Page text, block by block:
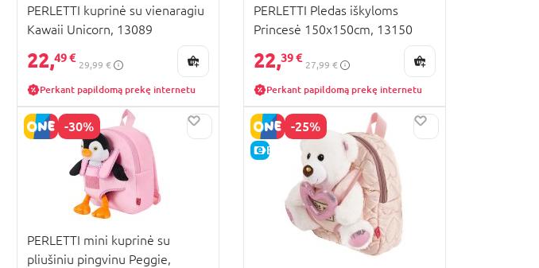
PERLETTI kuprinė su vienaragiu
Kawaii Unicorn, 13089
22,49 €
29,99 €
Perkant papildomą prekę internetu
PERLETTI Pledas iškyloms
Princesė 150x150cm, 13150
22,39 €
27,99 €
Perkant papildomą prekę internetu
-30%
PERLETTI mini kuprinė su
pliušiniu pingvinu Peggie,
-25%
E-KAINA